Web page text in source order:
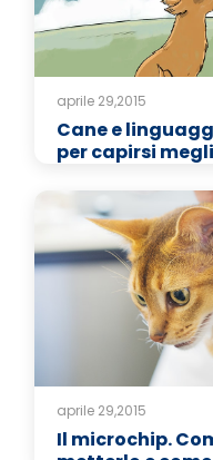
aprile 29,2015
Cane e
per capirsi
aprile 29,2015
Il microchip.